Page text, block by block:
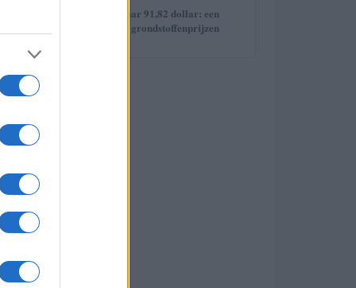
Brentolie daalt naar 91,82 dollar: een
week van dalende grondstoffenprijzen